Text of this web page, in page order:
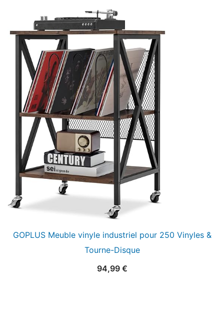
GOPLUS Meuble vinyle industriel pour 250 Vinyles &
Tourne-Disque
94,99 €